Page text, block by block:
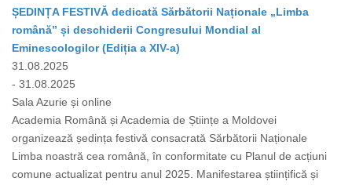
ȘEDINȚA FESTIVĂ dedicată Sărbătorii Naționale „Limba
română” și deschiderii Congresului Mondial al
Eminescologilor (Ediția a XIV-a)
31.08.2025
- 31.08.2025
Sala Azurie și online
Academia Română și Academia de Științe a Moldovei
organizează ședința festivă consacrată Sărbătorii Naționale
Limba noastră cea română, în conformitate cu Planul de acțiuni
comune actualizat pentru anul 2025. Manifestarea științifică și